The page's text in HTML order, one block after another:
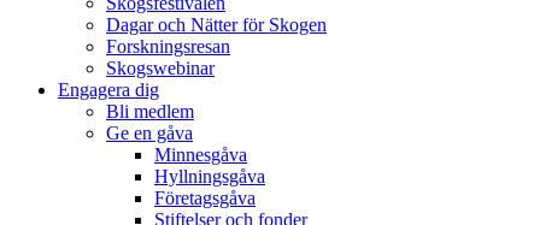
Dagar och Nätter för Skogen
Forskningsresan
Skogswebinar
Engagera dig
Bli medlem
Ge en gåva
Minnesgåva
Hyllningsgåva
Företagsgåva
Stiftelser och fonder